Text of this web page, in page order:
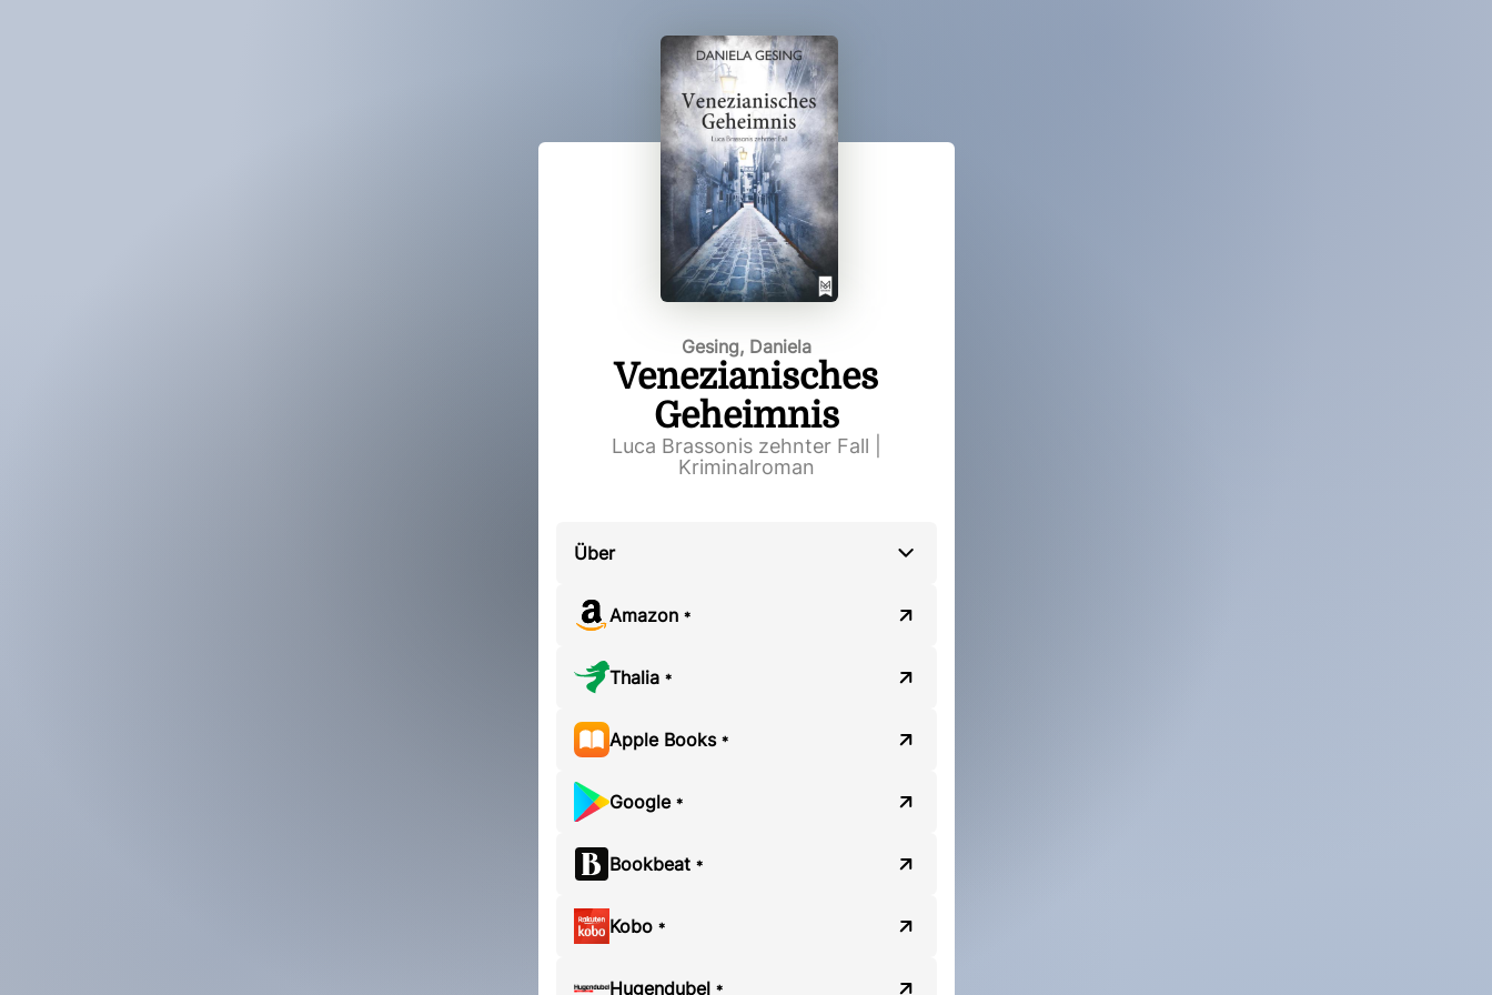
Gesing, Daniela
Venezianisches
Geheimnis
Luca Brassonis zehnter Fall |
Kriminalroman
Über
Amazon *
Thalia *
Apple Books *
Google *
Bookbeat *
Kobo *
Hugendubel *